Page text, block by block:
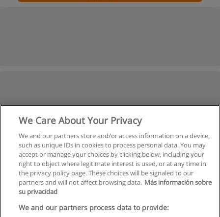
We Care About Your Privacy
We and our partners store and/or access information on a device,
such as unique IDs in cookies to process personal data. You may
accept or manage your choices by clicking below, including your
right to object where legitimate interest is used, or at any time in
the privacy policy page. These choices will be signaled to our
partners and will not affect browsing data. Más información sobre
su privacidad
We and our partners process data to provide: